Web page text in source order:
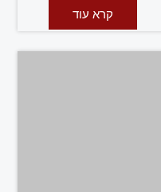
קרא עוד